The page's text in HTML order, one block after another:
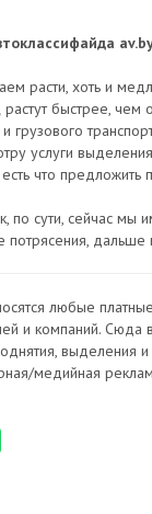
расти, хоть и
быстрее,
услуги
что предложить
по сути, сейчас мы
потрясения,
любые
и компаний.
выделения
медийная